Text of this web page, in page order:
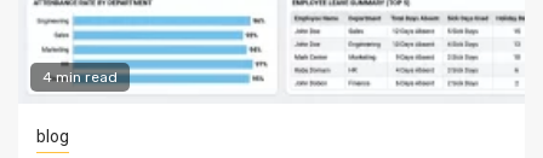
4 min read
blog